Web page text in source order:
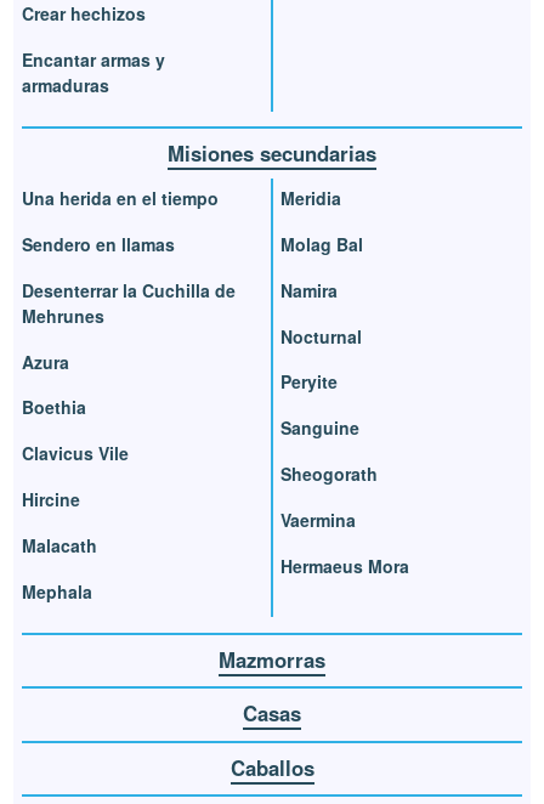
Crear hechizos
Encantar armas y
armaduras
Misiones secundarias
Una herida en el tiempo
Sendero en llamas
Desenterrar la Cuchilla de
Mehrunes
Azura
Boethia
Clavicus Vile
Hircine
Malacath
Mephala
Meridia
Molag Bal
Namira
Nocturnal
Peryite
Sanguine
Sheogorath
Vaermina
Hermaeus Mora
Mazmorras
Casas
Caballos